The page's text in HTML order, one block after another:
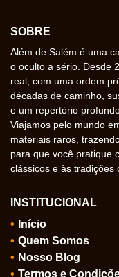
SOBRE
Além de Salém é uma
o oculto a sério. Desde
real, com uma ordem
décadas de caminho,
e um repertório
Viajamos pelo mundo
materiais raros,
para que você pratique
clássicos e às tradições
INSTITUCIONAL
Início
Quem Somos
Nosso Blog
Termos e